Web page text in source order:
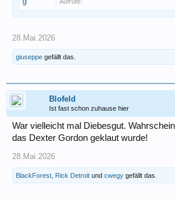
28.Mai.2026
giuseppe gefällt das.
Blofeld
Ist fast schon zuhause hier
War vielleicht mal Diebesgut.
das Dexter Gordon geklaut wurde!
28.Mai.2026
BlackForest Rick Detroit und cwegy gefällt das.